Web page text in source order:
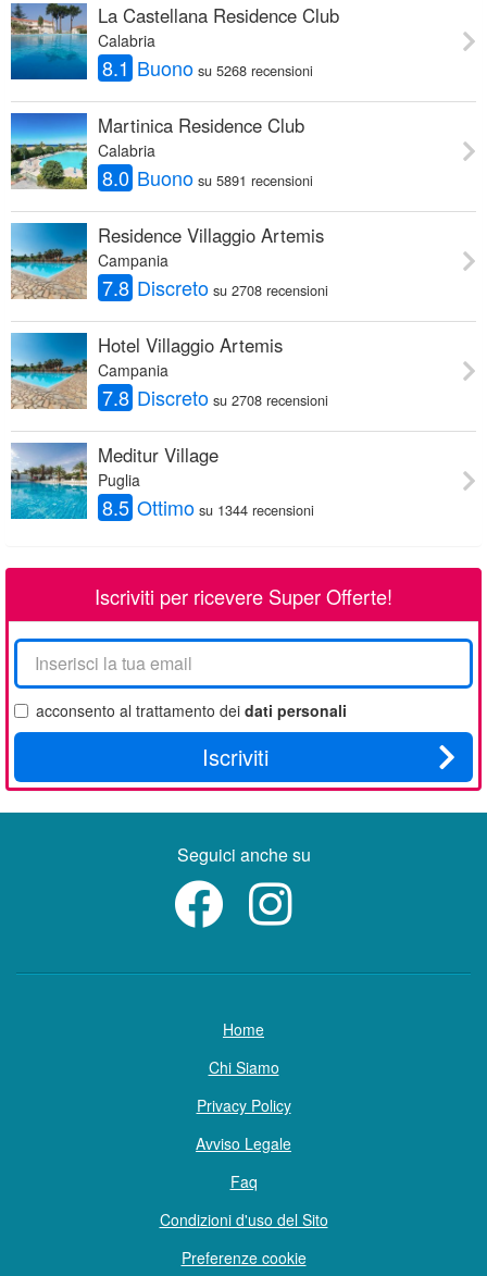
La Castellana Residence Club
Calabria
8.1 Buono su 5268 recensioni
Martinica Residence Club
Calabria
8.0 Buono su 5891 recensioni
Residence Villaggio Artemis
Campania
7.8 Discreto su 2708 recensioni
Hotel Villaggio Artemis
Campania
7.8 Discreto su 2708 recensioni
Meditur Village
Puglia
8.5 Ottimo su 1344 recensioni
Iscriviti per ricevere Super Offerte!
La
tua
email
acconsento al trattamento dei dati personali
Iscriviti
Seguici anche su
Home
Chi Siamo
Privacy Policy
Avviso Legale
Faq
Condizioni d'uso del Sito
Preferenze cookie